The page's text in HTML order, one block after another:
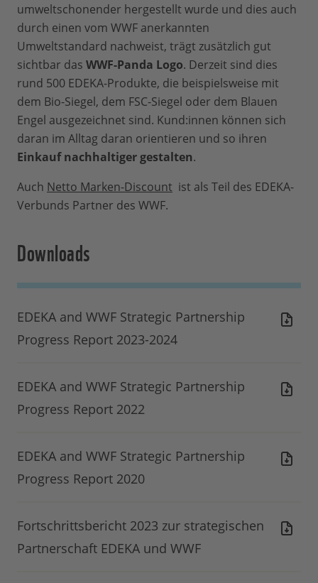
umweltschonender hergestellt wurde und dies auch
durch einen vom WWF anerkannten
Umweltstandard nachweist, trägt zusätzlich gut
sichtbar das WWF-Panda Logo. Derzeit sind dies
rund 500 EDEKA-Produkte, die beispielsweise mit
dem Bio-Siegel, dem FSC-Siegel oder dem Blauen
Engel ausgezeichnet sind. Kund:innen können sich
daran im Alltag daran orientieren und so ihren
Einkauf nachhaltiger gestalten.
Auch Netto Marken-Discount ist als Teil des EDEKA-
Verbunds Partner des WWF.
Downloads
EDEKA and WWF Strategic Partnership
Progress Report 2023-2024
EDEKA and WWF Strategic Partnership
Progress Report 2022
EDEKA and WWF Strategic Partnership
Progress Report 2020
Fortschrittsbericht 2023 zur strategischen
Partnerschaft EDEKA und WWF